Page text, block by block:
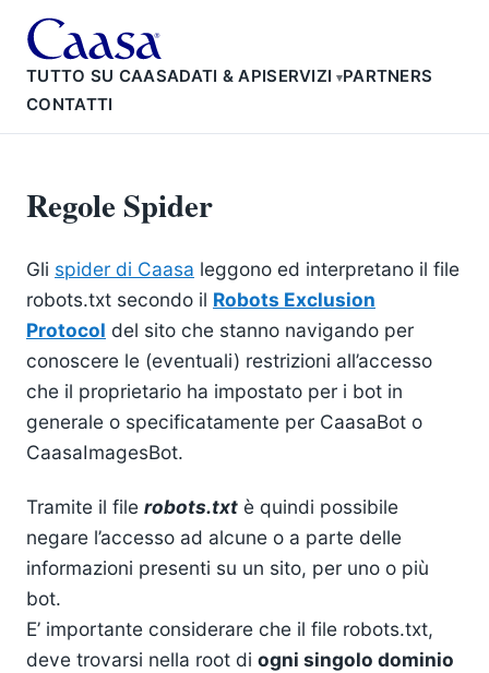
TUTTO SU CAASADATI & APISERVIZI PARTNERS
CONTATTI
Regole Spider
Gli spider di Caasa leggono ed interpretano il file
robots.txt secondo il Robots Exclusion
Protocol del sito che stanno navigando per
conoscere le (eventuali) restrizioni all’accesso
che il proprietario ha impostato per i bot in
generale o specificatamente per CaasaBot o
CaasaImagesBot.
Tramite il file robots.txt è quindi possibile
negare l’accesso ad alcune o a parte delle
informazioni presenti su un sito, per uno o più
bot.
E’ importante considerare che il file robots.txt,
deve trovarsi nella root di ogni singolo dominio